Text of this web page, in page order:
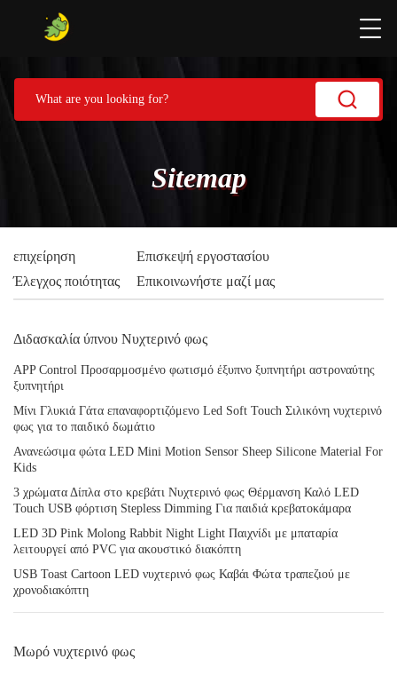
Sitemap
επιχείρηση
Επισκεψή εργοστασίου
Έλεγχος ποιότητας
Επικοινωνήστε μαζί μας
Διδασκαλία ύπνου Νυχτερινό φως
APP Control Προσαρμοσμένο φωτισμό έξυπνο ξυπνητήρι αστροναύτης
ξυπνητήρι
Μίνι Γλυκιά Γάτα επαναφορτιζόμενο Led Soft Touch Σιλικόνη νυχτερινό
φως για το παιδικό δωμάτιο
Ανανεώσιμα φώτα LED Mini Motion Sensor Sheep Silicone Material For
Kids
3 χρώματα Δίπλα στο κρεβάτι Νυχτερινό φως Θέρμανση Καλό LED
Touch USB φόρτιση Stepless Dimming Για παιδιά κρεβατοκάμαρα
LED 3D Pink Molong Rabbit Night Light Παιχνίδι με μπαταρία
λειτουργεί από PVC για ακουστικό διακόπτη
USB Toast Cartoon LED νυχτερινό φως Καβάι Φώτα τραπεζιού με
χρονοδιακόπτη
Μωρό νυχτερινό φως